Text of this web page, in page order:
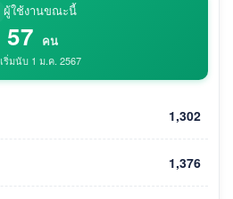
ผู้ใช้งานขณะนี้
57 คน
เริ่มนับ 1 ม.ค. 2567
1,302
1,376